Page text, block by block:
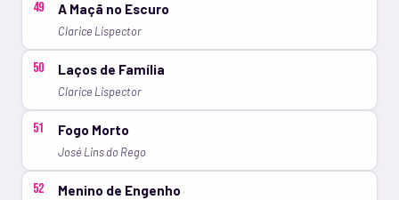
49 A Maçã no Escuro
Clarice Lispector
50 Laços de Família
Clarice Lispector
51 Fogo Morto
José Lins do Rego
52 Menino de Engenho